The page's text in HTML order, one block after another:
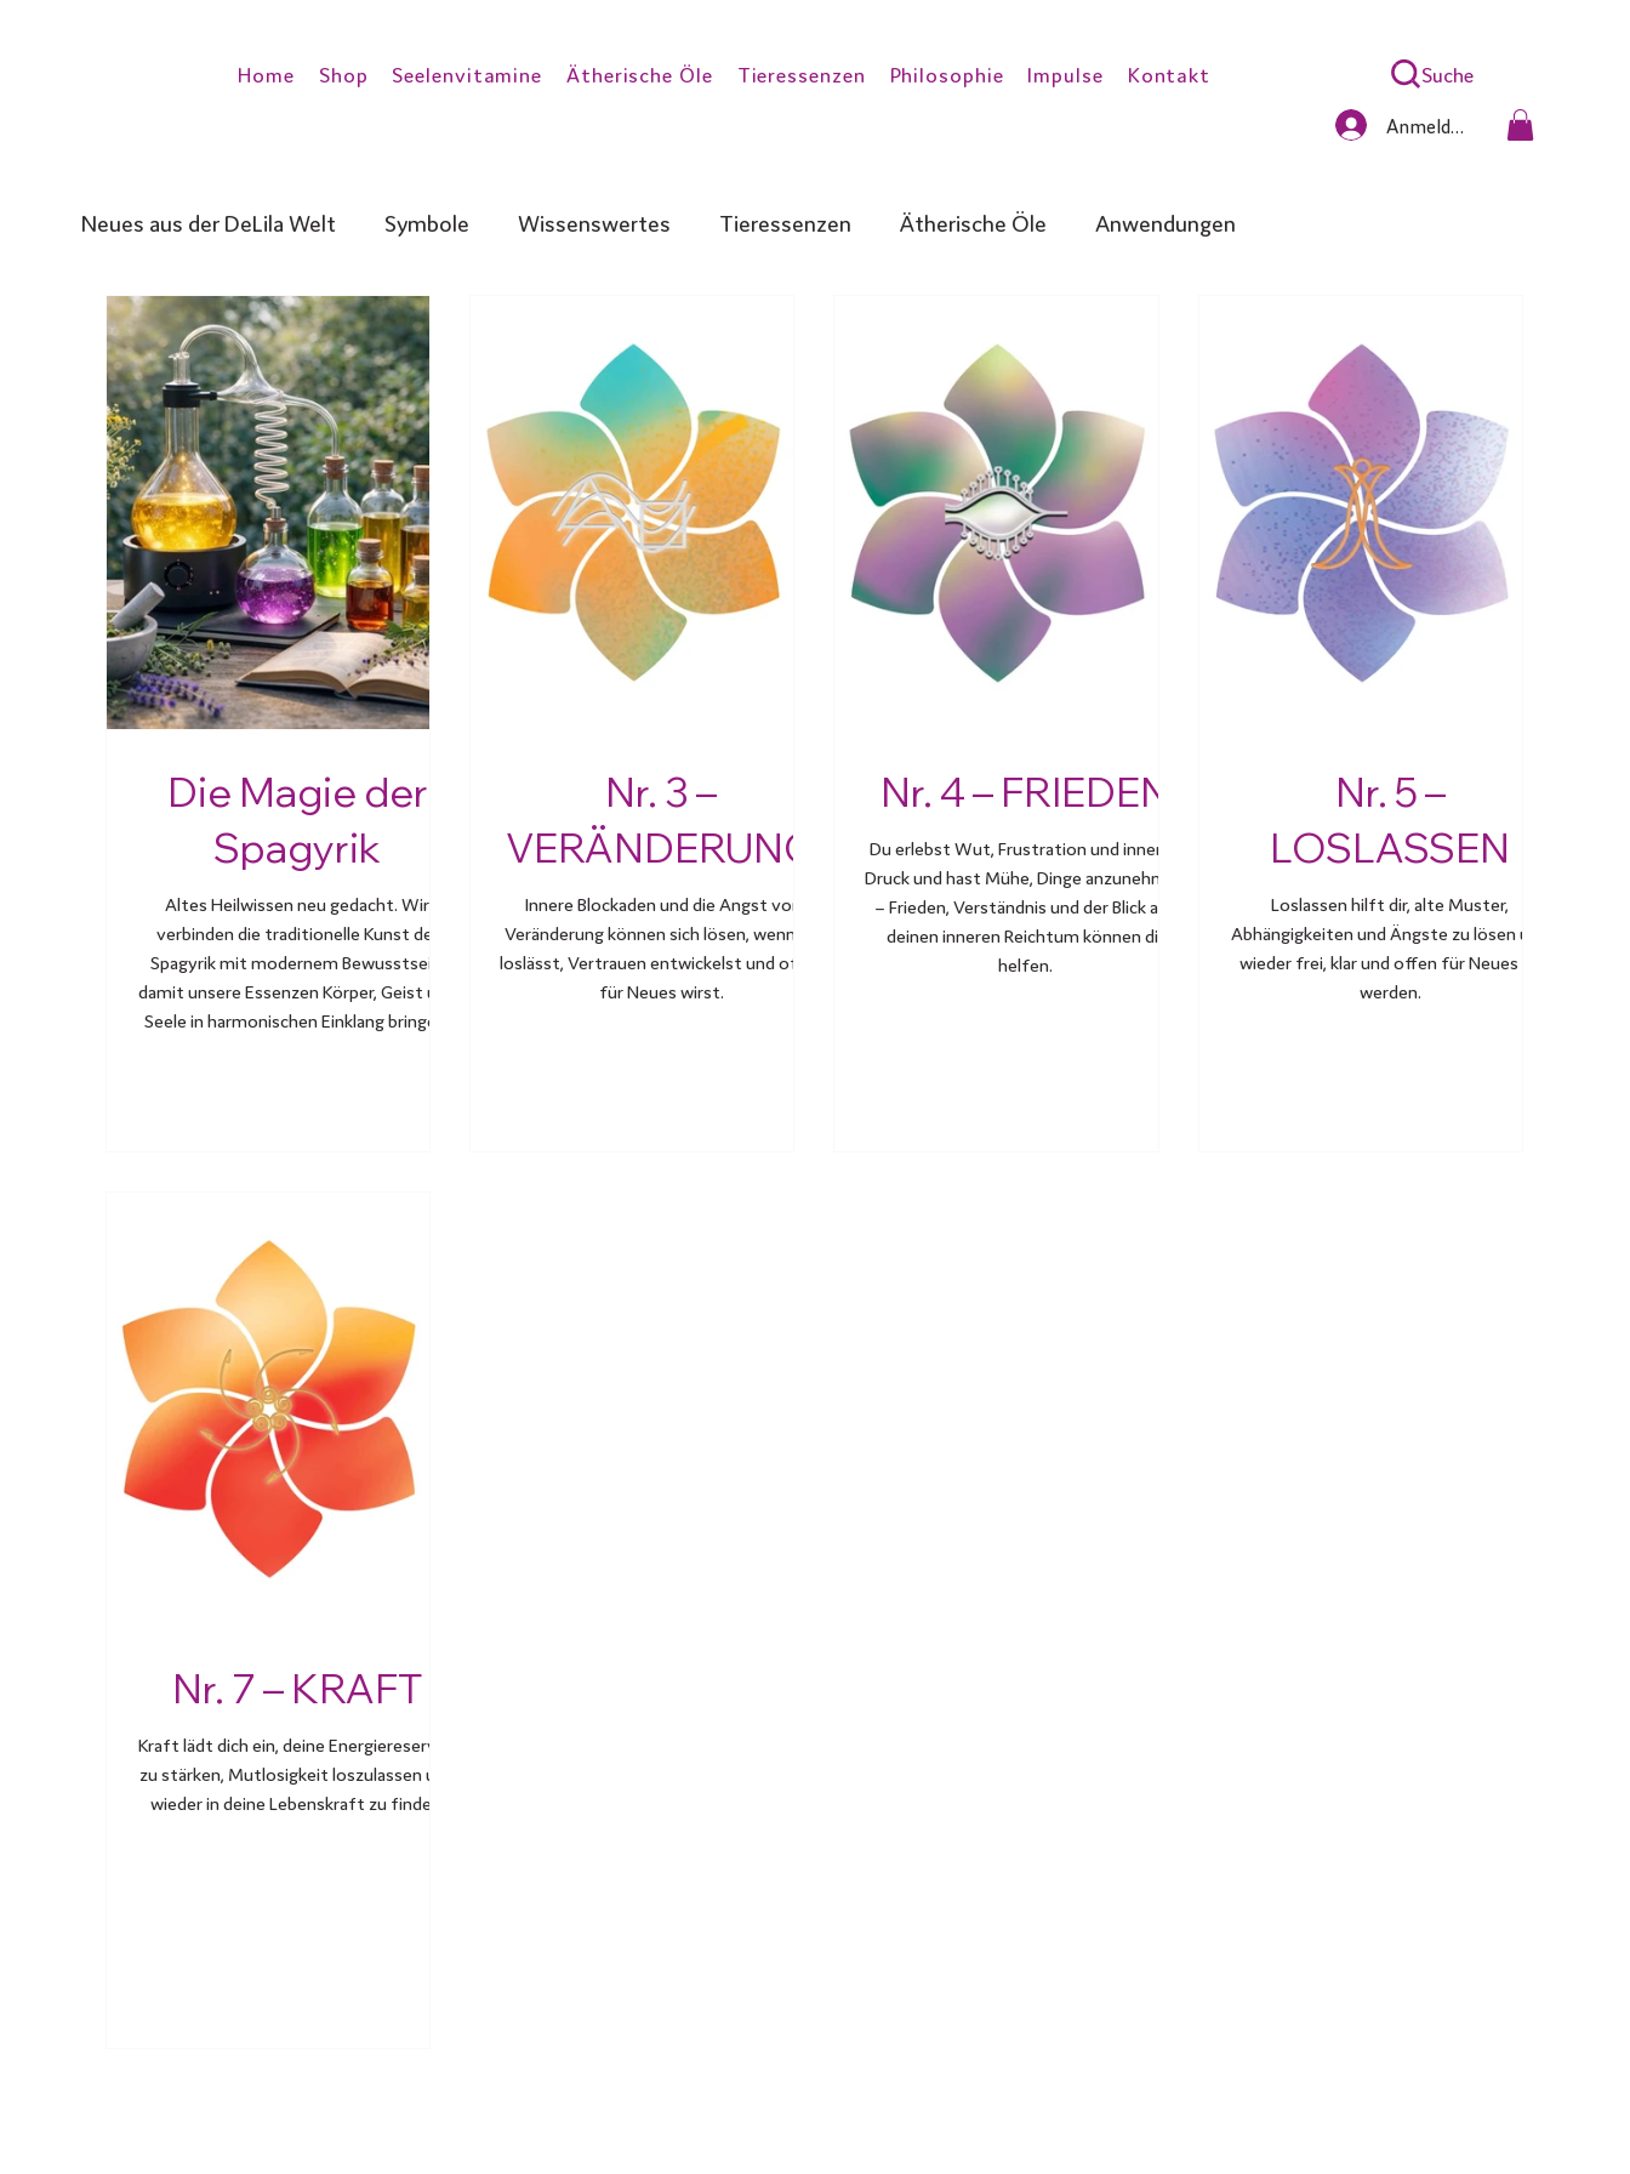
Home Shop Seelenvitamine Ätherische Öle Tieressenzen Philosophie Impulse Kontakt Suche
Anmelden
Neues aus der DeLila Welt Symbole Wissenswertes Tieressenzen Ätherische Öle Anwendungen
Die Magie der
Spagyrik
Altes Heilwissen neu gedacht. Wir
verbinden die traditionelle Kunst der
Spagyrik mit modernem Bewusstsein,
damit unsere Essenzen Körper, Geist und
Seele in harmonischen Einklang bringen.
Nr. 3 –
VERÄNDERUNG
Innere Blockaden und die Angst vor
Veränderung können sich lösen, wenn du
loslässt, Vertrauen entwickelst und offen
für Neues wirst.
Nr. 4 – FRIEDEN
Du erlebst Wut, Frustration und inneren
Druck und hast Mühe, Dinge anzunehmen
– Frieden, Verständnis und der Blick auf
deinen inneren Reichtum können dir
helfen.
Nr. 5 –
LOSLASSEN
Loslassen hilft dir, alte Muster,
Abhängigkeiten und Ängste zu lösen und
wieder frei, klar und offen für Neues zu
werden.
Nr. 7 – KRAFT
Kraft lädt dich ein, deine Energiereserven
zu stärken, Mutlosigkeit loszulassen und
wieder in deine Lebenskraft zu finden.